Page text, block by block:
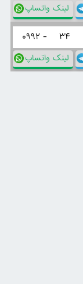
لینک واتساپ
۰۹۹۲ - ۳۴
لینک واتساپ